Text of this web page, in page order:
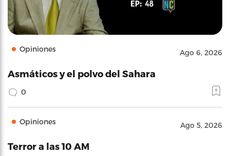
Opiniones Ago 6, 2026
Asmáticos y el polvo del Sahara
0
Opiniones Ago 5, 2026
Terror a las 10 AM